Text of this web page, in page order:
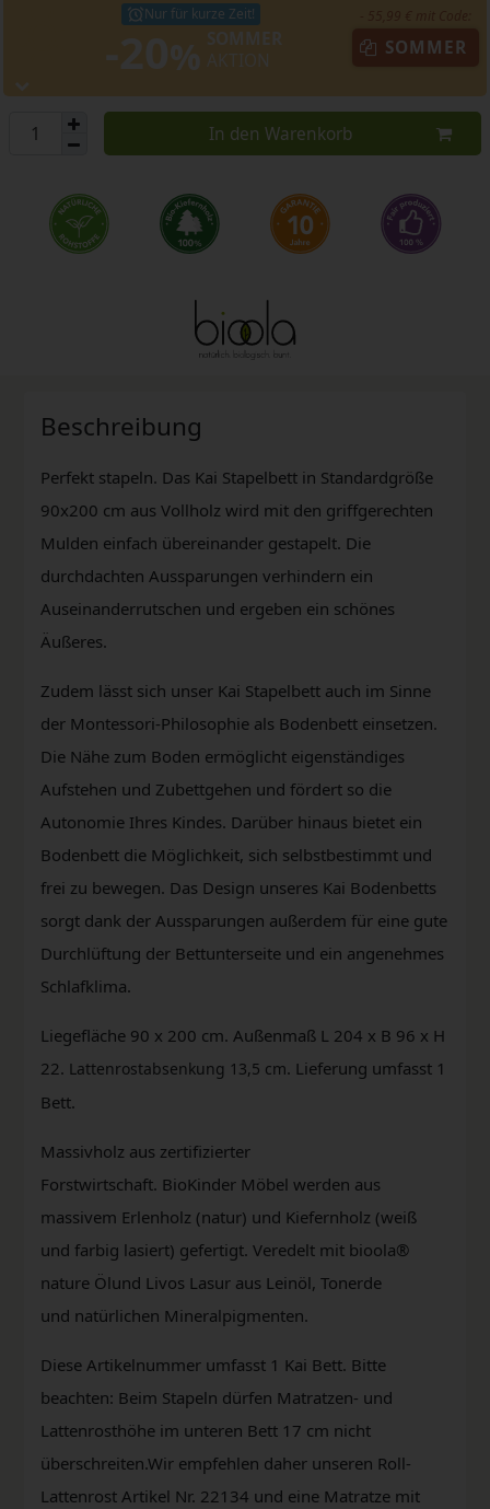
Nur für kurze Zeit!
SOMMER
In den Warenkorb
Beschreibung
Perfekt stapeln. Das Kai Stapelbett in Standardgröße
90x200 cm aus Vollholz wird mit den griffgerechten
Mulden einfach übereinander gestapelt. Die
durchdachten Aussparungen verhindern ein
Auseinanderrutschen und ergeben ein schönes
Äußeres.
Zudem lässt sich unser Kai Stapelbett auch im Sinne
der Montessori-Philosophie als Bodenbett einsetzen.
Die Nähe zum Boden ermöglicht eigenständiges
Aufstehen und Zubettgehen und fördert so die
Autonomie Ihres Kindes. Darüber hinaus bietet ein
Bodenbett die Möglichkeit, sich selbstbestimmt und
frei zu bewegen. Das Design unseres Kai Bodenbetts
sorgt dank der Aussparungen außerdem für eine gute
Durchlüftung der Bettunterseite und ein angenehmes
Schlafklima.
Liegefläche 90 x 200 cm. Außenmaß L 204 x B 96 x H
22. Lattenrostabsenkung 13,5 cm. Lieferung umfasst 1
Bett.
Massivholz aus zertifizierter
Forstwirtschaft. BioKinder Möbel werden aus
massivem Erlenholz (natur) und Kiefernholz (weiß
und farbig lasiert) gefertigt. Veredelt mit bioola®
nature Ölund Livos Lasur aus Leinöl, Tonerde
und natürlichen Mineralpigmenten.
Diese Artikelnummer umfasst 1 Kai Bett. Bitte
beachten: Beim Stapeln dürfen Matratzen- und
Lattenrosthöhe im unteren Bett 17 cm nicht
überschreiten.Wir empfehlen daher unseren Roll-
Lattenrost Artikel Nr. 22134 und eine Matratze mit